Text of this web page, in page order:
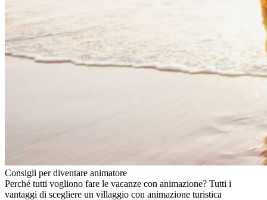
Consigli per diventare animatore
Perché tutti vogliono fare le vacanze con animazione? Tutti i
vantaggi di scegliere un villaggio con animazione turistica